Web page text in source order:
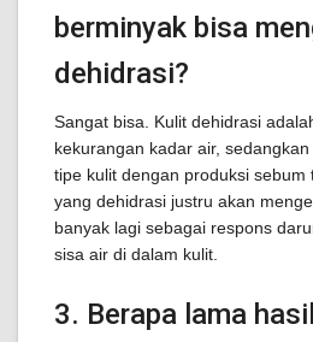
berminyak bisa
dehidrasi?
Sangat bisa. Kulit dehidrasi
kekurangan kadar air,
tipe kulit dengan produksi sebum
yang dehidrasi justru akan
banyak lagi sebagai respons
sisa air di dalam kulit.
3. Berapa lama